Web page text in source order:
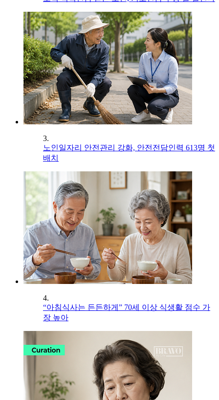
3.
노인일자리 안전관리 강화, 안전전담인력 613명 첫
배치
4.
“아침식사는 든든하게” 70세 이상 식생활 점수 가
장 높아